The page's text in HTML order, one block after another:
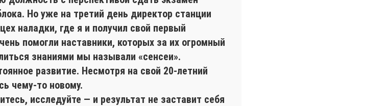
Но уже на третий день директор станции
наладки, где я и получил свой первый
помогли наставники, которых за их огромный
знаниями мы называли «сенсеи».
развитие. Несмотря на свой 20-летний
чему-то новому.
исследуйте — и результат не заставит себя